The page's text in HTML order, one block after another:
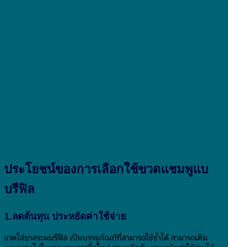
ประโยชน์ของการเลือกใช้ขวดแชมพูแบ
บรีฟิล
1.ลดต้นทุน ประหยัดค่าใช้จ่าย
ขวดใส่ยาสระผมรีฟิล เป็นบรรจุภัณฑ์ที่สามารถใช้ซ้ำได้ สามารถเติม